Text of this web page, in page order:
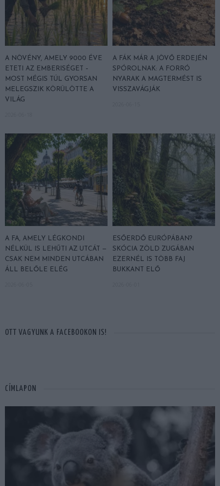
A NÖVÉNY, AMELY 9000 ÉVE
ETETI AZ EMBERISÉGET –
MOST MÉGIS TÚL GYORSAN
MELEGSZIK KÖRÜLÖTTE A
VILÁG
A FÁK MÁR A JÖVŐ ERDEJÉN
SPÓROLNAK: A FORRÓ
NYARAK A MAGTERMÉST IS
VISSZAVÁGJÁK
A FA, AMELY LÉGKONDI
NÉLKÜL IS LEHŰTI AZ UTCÁT —
CSAK NEM MINDEN UTCÁBAN
ÁLL BELŐLE ELÉG
ESŐERDŐ EURÓPÁBAN?
SKÓCIA ZÖLD ZUGÁBAN
EZERNÉL IS TÖBB FAJ
BUKKANT ELŐ
OTT VAGYUNK A FACEBOOKON IS!
CÍMLAPON